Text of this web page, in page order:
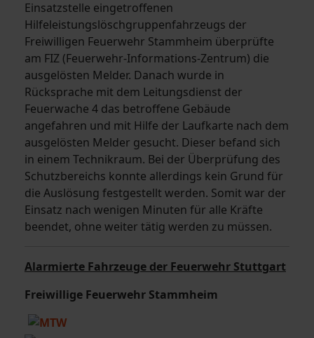
Einsatzstelle eingetroffenen
Hilfeleistungslöschgruppenfahrzeugs der
Freiwilligen Feuerwehr Stammheim überprüfte
am FIZ (Feuerwehr-Informations-Zentrum) die
ausgelösten Melder. Danach wurde in
Rücksprache mit dem Leitungsdienst der
Feuerwache 4 das betroffene Gebäude
angefahren und mit Hilfe der Laufkarte nach dem
ausgelösten Melder gesucht. Dieser befand sich
in einem Technikraum. Bei der Überprüfung des
Schutzbereichs konnte allerdings kein Grund für
die Auslösung festgestellt werden. Somit war der
Einsatz nach wenigen Minuten für alle Kräfte
beendet, ohne weiter tätig werden zu müssen.
Alarmierte Fahrzeuge der Feuerwehr Stuttgart
Freiwillige Feuerwehr Stammheim